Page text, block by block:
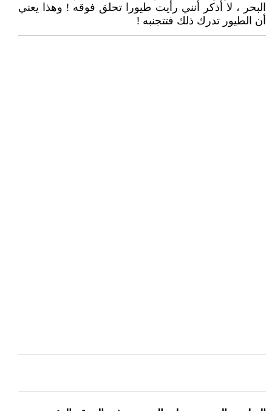
البحر ، لا أذكر أنني رأيت طيورا تحلق فوقه ! وهذا يعني
أن الطيور تدرك ذلك فتتجنبه !